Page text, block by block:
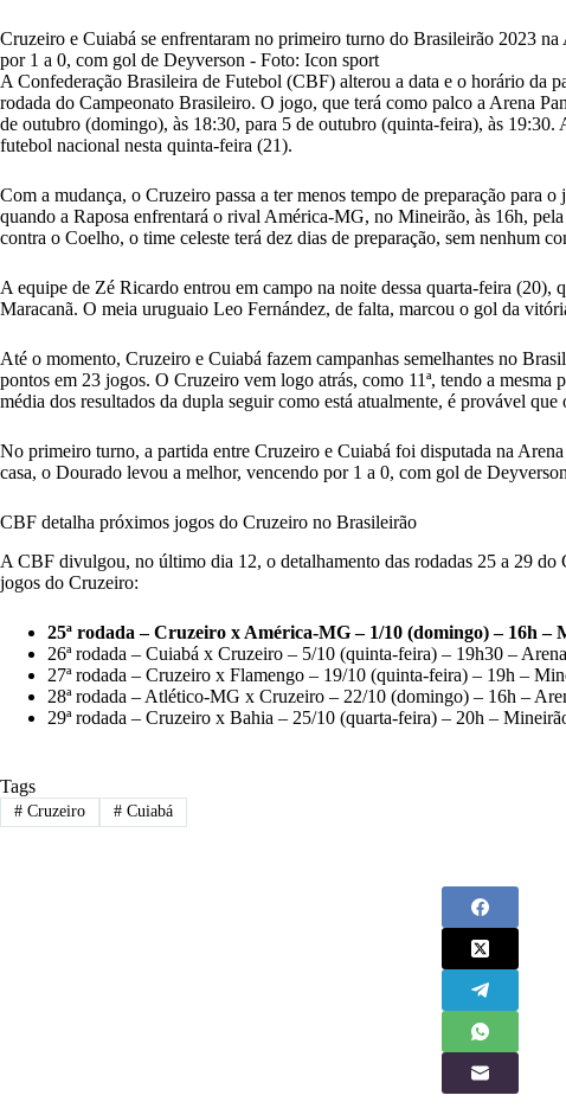
Cruzeiro e Cuiabá se enfrentaram no primeiro turno do Brasileirão 2023
por 1 a 0, com gol de Deyverson - Foto: Icon sport
A Confederação Brasileira de Futebol (CBF) alterou a data e o horário da
rodada do Campeonato Brasileiro. O jogo, que terá como palco a Arena
de outubro (domingo), às 18:30, para 5 de outubro (quinta-feira), às
futebol nacional nesta quinta-feira (21).
Com a mudança, o Cruzeiro passa a ter menos tempo de preparação para
quando a Raposa enfrentará o rivalAmérica-MG, no Mineirão, às 16h,
contra o Coelho, o time celeste terá dez dias de preparação, sem nenhum
A equipe de Zé Ricardo entrou em campo na noite dessa quarta-feira (20),
Maracanã. O meia uruguaio Leo Fernández, de falta, marcou o gol da
Até o momento, Cruzeiro e Cuiabá fazem campanhas semelhantes no
pontos em 23 jogos. O Cruzeiro vem logo atrás, como 11ª, tendo a mesma
média dos resultados da dupla seguir como está atualmente, é provável
No primeiro turno, a partida entre Cruzeiro e Cuiabá foi disputada na
casa, o Dourado levou a melhor, vencendo por 1 a 0, com gol de
CBF detalha próximos jogos do Cruzeiro no Brasileirão
A CBF divulgou, no último dia 12, o detalhamento das rodadas 25 a 29 do
jogos do Cruzeiro:
25ª rodada – Cruzeiro x América-MG – 1/10 (domingo) – 16h –
26ª rodada – Cuiabá x Cruzeiro – 5/10 (quinta-feira) – 19h30 –
27ª rodada – Cruzeiro x Flamengo – 19/10 (quinta-feira) – 19h –
28ª rodada – Atlético-MG x Cruzeiro – 22/10 (domingo) – 16h –
29ª rodada – Cruzeiro x Bahia – 25/10 (quarta-feira) – 20h –
Tags
#Cruzeiro #Cuiabá